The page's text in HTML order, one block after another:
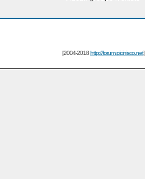
[2004-2018http://forum.picinisco.net]